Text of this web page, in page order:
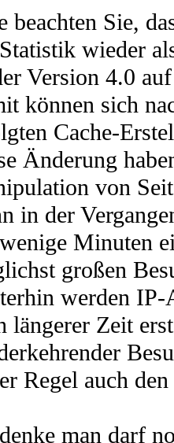
beachten Sie,
wieder
Version 4.0
können sich
Cache-
Änderung
von
in der
Minuten
großen
werden IP-
längerer Zeit
Regel auch
man darf